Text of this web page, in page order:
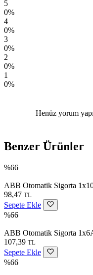
5
0%
4
0%
3
0%
2
0%
1
0%
Henüz yorum
Benzer Ürünler
%66
ABB Otomatik Sigorta
98,47 TL
Sepete Ekle
%66
ABB Otomatik Sigorta
107,39 TL
Sepete Ekle
%66